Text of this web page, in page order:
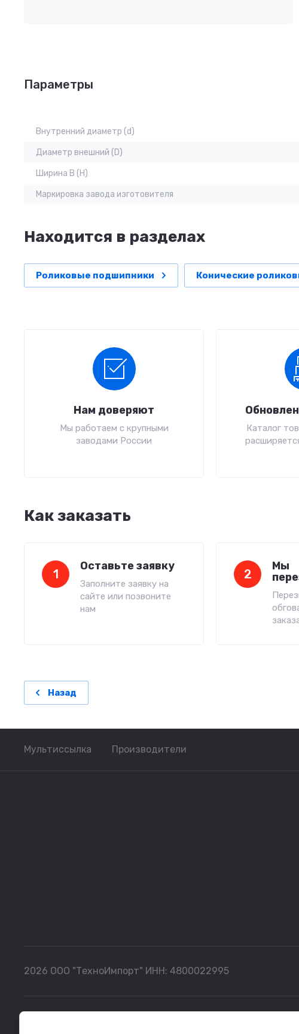
Параметры
Внутренний диаметр (d)
Диаметр внешний (D)
Ширина B (H)
Маркировка завода изготовителя
Находится в разделах
Роликовые подшипники Конические
Нам доверяют
Мы работаем с крупными
заводами России
Каталог
Как заказать
1
Оставьте заявку
Заполните заявку на
сайте или позвоните
нам
2
Мы
Назад
Мультиссылка Производители
2026 ООО "ТехноИмпорт" ИНН: 4800022995